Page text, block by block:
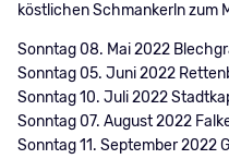
köstlichen Schmankerln zum
Sonntag 08. Mai 2022
Sonntag 05. Juni 2022
Sonntag 10. Juli 2022
Sonntag 07. August 2022
Sonntag 11. September 2022